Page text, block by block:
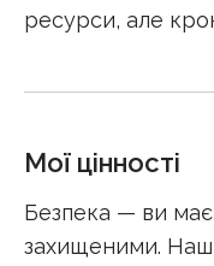
ресурси, але
Мої цінності
Безпека — ви
захищеними. Наш